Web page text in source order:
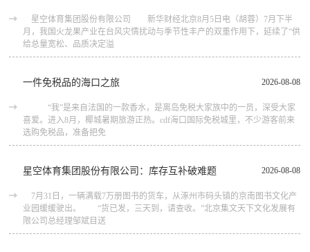
星空体育集团股份有限公司 新华财经北京8月5日电（胡蓉）7月下半
月，我国火龙果产业在台风灾情扰动与季节性丰产的双重作用下，延续了“供
给总量宽松、品质决定溢
2026-08-08
一件免税品的海口之旅
“我”是来自法国的一款香水，是离岛免税大家族中的一员，深受大家
喜爱。进入8月，椰城暑期旅游正热。cdf海口国际免税城里，不少游客前来
选购免税品，准备把免
2026-08-08
星空体育集团股份有限公司：库存互补破难题
7月31日，一辆满载7万册图书的货车，从涿州市码头镇的京南图书文化产
业园缓缓驶出。 “货已发，三天到，请查收。”北京集文天下文化发展有
限公司总经理邹斌目送